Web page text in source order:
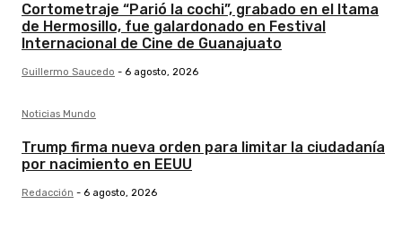
Cortometraje “Parió la cochi”, grabado en el Itama
de Hermosillo, fue galardonado en Festival
Internacional de Cine de Guanajuato
Guillermo Saucedo - 6 agosto, 2026
Noticias Mundo
Trump firma nueva orden para limitar la ciudadanía
por nacimiento en EEUU
Redacción - 6 agosto, 2026